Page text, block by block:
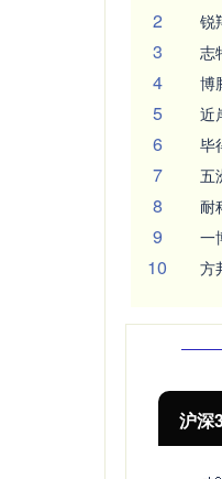
2 锐
3 志
4 博
5 近
6 毕
7 五
8 耐
9 一
10 方
沪深